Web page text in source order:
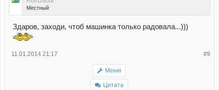
Местный
Здаров, заходи, чтоб машинка только радовала...)))
#9
11.01.2014 21:17
Меню
Цитата